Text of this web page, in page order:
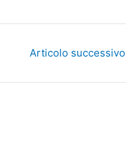
Articolo successivo